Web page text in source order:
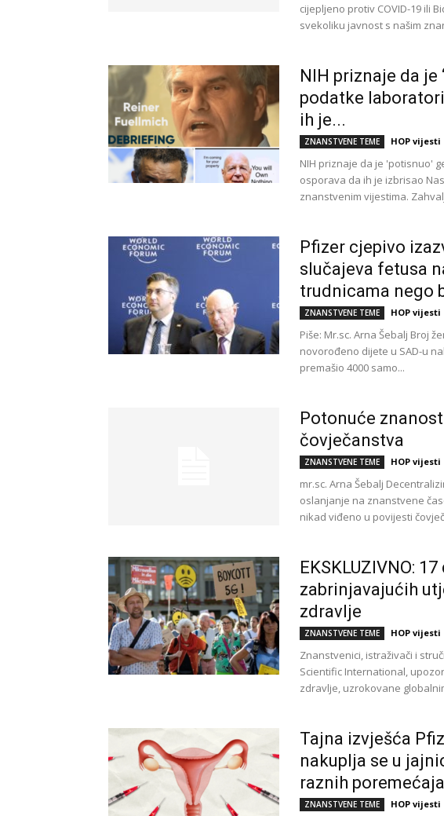
cijepljeno protiv COVID-19 ili
svekoliku javnost s našim
NIH priznaje da je
podatke
ih je...
ZNANSTVENE TEME HOP vijesti
NIH priznaje da je 'potisnuo'
osporava da ih je izbrisao
znanstvenim vijestima.
Pfizer cjepivo
slučajeva fetusa
trudnicama nego
ZNANSTVENE TEME HOP vijesti
Piše: Mr.sc. Arna Šebalj Broj
novorođeno dijete u SAD-u
premašio 4000 samo...
Potonuće
čovječanstva
ZNANSTVENE TEME HOP vijesti
mr.sc. Arna Šebalj
oslanjanje na znanstvene
nikad viđeno u povijesti
EKSKLUZIVNO:
zabrinjavajućih
zdravlje
ZNANSTVENE TEME HOP vijesti
Znanstvenici, istraživači i
Scientific International,
zdravlje, uzrokovane
Tajna izvješća
nakuplja se u
raznih
ZNANSTVENE TEME HOP vijesti